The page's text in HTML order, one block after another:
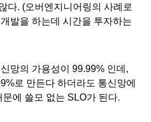
다. (오버엔지니어링의 사례로
발을 하는데 시간을 투자하는
망의 가용성이 99.99% 인데,
로 만든다 하더라도 통신망에
에 쓸모 없는 SLO가 된다.